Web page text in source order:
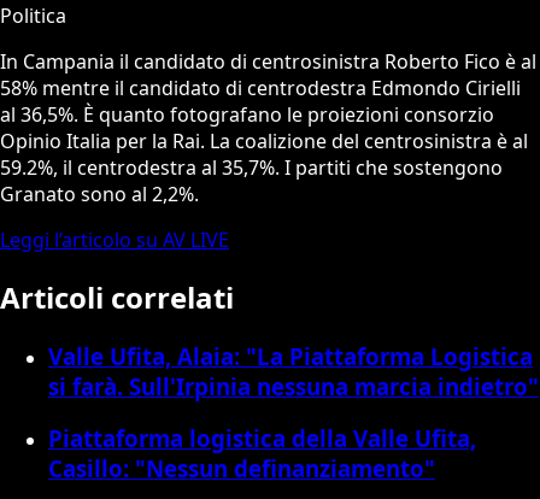
Politica
In Campania il candidato di centrosinistra Roberto Fico è al
58% mentre il candidato di centrodestra Edmondo Cirielli
al 36,5%. È quanto fotografano le proiezioni consorzio
Opinio Italia per la Rai. La coalizione del centrosinistra è al
59.2%, il centrodestra al 35,7%. I partiti che sostengono
Granato sono al 2,2%.
Leggi l’articolo su AV LIVE
Articoli correlati
Valle Ufita, Alaia: "La Piattaforma Logistica
si farà. Sull'Irpinia nessuna marcia indietro"
Piattaforma logistica della Valle Ufita,
Casillo: "Nessun definanziamento"